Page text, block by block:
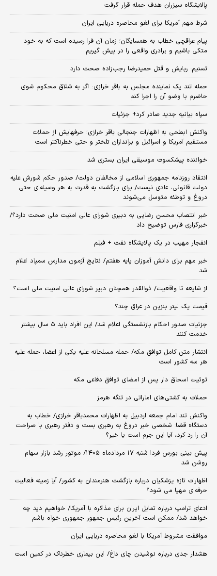
پالایشگاه سیزران هدف حمله قرار گرفت
شرط مهم آمریکا برای لغو محاصره دریایی ایران
پیام عراقچی خطاب به همسایگان؛ زمان آن فرا رسیده است که به خود
متکی باشیم و برادری واقعی را در پیش گیریم
تسنیم: ربایش و قتل حمیدرضا رجب‌زاده صحت دارد
حمله تند یک نماینده مجلس به باقر خرازی: اگر به شلاق محکوم شوی
حاضرم با وضو آن را اجرا کنم
سپاه بیانیه جدید صادر کرد+ جزئیات
واکنش ابطحی به اظهارات جنجالی باقر خرازی؛ حرفهایش از حملات
مستقیم آمریکا و اسرائیل و براندازان تلختر و حتی خطرناکتر است
خواننده پیشکسوت موسیقی ایران بستری شد
انتقاد روزنامه جمهوری اسلامی از مخالفان دولت/ صدور حکم شورش علیه
دولت قانونی، عادی نیست/ برای بازگشت به قدرت به هر وسیله‌ای حتی
دروغ و توطئه متوسل می‌شوند
خبر انتصاب محسن رضایی به دبیری شورای عالی امنیت ملی صحت دارد؟/
خبرگزاری فارس توضیح داد
انفجار مهیب در یک پالایشگاه نفت + فیلم
خبر مهم برای دانش آموزان پایه هفتم/ نتایج آزمون مدارس سمپاد اعلام
شد
از شایعه تا واقعیت/ ذوالقدر همچنان دبیر شورای ‌عالی امنیت ملی است؟
قیمت یک لیتر بنزین در عراق چند؟
جزئیات صدور احکام بازنشستگی اعلام شد/ این افراد باید ۵ سال بیشتر
خدمت کنند
انتشار متن کامل توافق مکه/ حمله مسلحانه علیه یکی از اعضا، حمله علیه
هر سه کشور است
توئیت اسحاق دار پس از امضای توافق دفاعی مکه
حملات به کشتی‌های اماراتی در تنگه هرمز
واکنش تند امام جمعه اردبیل به اظهارات محمدباقر خرازی/ خطاب به
دستگاه قضا: شخصی خبر دروغ به رهبری بست و دفتر رهبری با صراحت
آن را رد کرد، آیا این جرم است یا خیر؟
پیش بینی بورس فردا شنبه ۱۷ مردادماه ۱۴۰۵/ موتور رشد بازار سهام
روشن شد
اظهارات تازه پزشکیان درباره بازگشت هنرمندان به کشور/ آیا زمینه فعالیت
حرفه‌ای مهیا می شود؟
ادعای ترامپ درباره تمایل ایران برای مذاکره با آمریکا/ خواهیم دید چه
خواهد شد/ ممکن است آخرین رئیس‌ جمهور جمهوری خواه باشم
موافقت مشروط آمریکا با لغو محاصره دریایی ایران
هشدار جدی درباره نوشیدن چای داغ/ این بیماری خطرناک در کمین است